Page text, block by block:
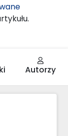
Autorzy